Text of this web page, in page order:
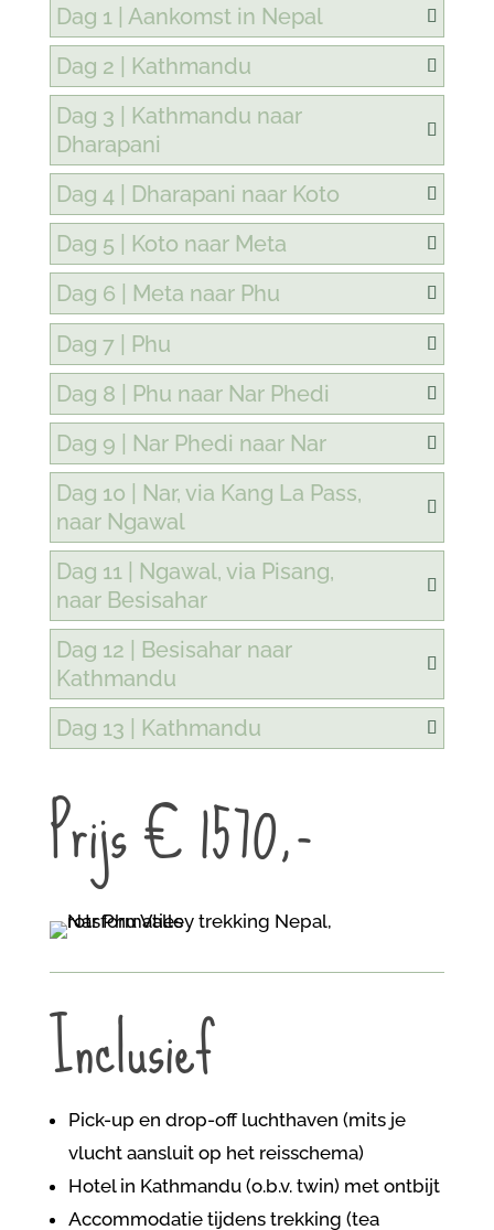
Dag 1 | Aankomst in Nepal
Dag 2 | Kathmandu
Dag 3 | Kathmandu naar
Dharapani
Dag 4 | Dharapani naar Koto
Dag 5 | Koto naar Meta
Dag 6 | Meta naar Phu
Dag 7 | Phu
Dag 8 | Phu naar Nar Phedi
Dag 9 | Nar Phedi naar Nar
Dag 10 | Nar, via Kang La Pass,
naar Ngawal
Dag 11 | Ngawal, via Pisang,
naar Besisahar
Dag 12 | Besisahar naar
Kathmandu
Dag 13 | Kathmandu
Prijs € 1570,-
Inclusief
Pick-up en drop-off luchthaven (mits je
vlucht aansluit op het reisschema)
Hotel in Kathmandu (o.b.v. twin) met ontbijt
Accommodatie tijdens trekking (tea